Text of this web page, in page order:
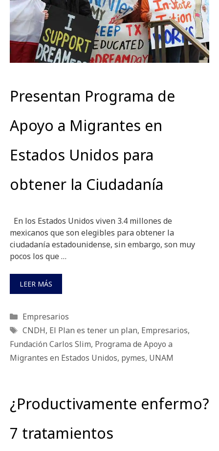
Presentan Programa de
Apoyo a Migrantes en
Estados Unidos para
obtener la Ciudadanía
En los Estados Unidos viven 3.4 millones de
mexicanos que son elegibles para obtener la
ciudadanía estadounidense, sin embargo, son muy
pocos los que …
LEER MÁS
Categorías
Empresarios
Etiquetas
CNDH, El Plan es tener un plan, Empresarios,
Fundación Carlos Slim, Programa de Apoyo a
Migrantes en Estados Unidos, pymes, UNAM
¿Productivamente enfermo?
7 tratamientos